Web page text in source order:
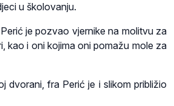
u školovanju.
je pozvao vjernike na molitvu za
kao i oni kojima oni pomažu mole za
dvorani, fra Perić je i slikom približio